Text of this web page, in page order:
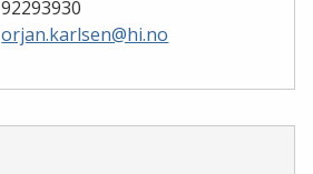
92293930
orjan.karlsen@hi.no